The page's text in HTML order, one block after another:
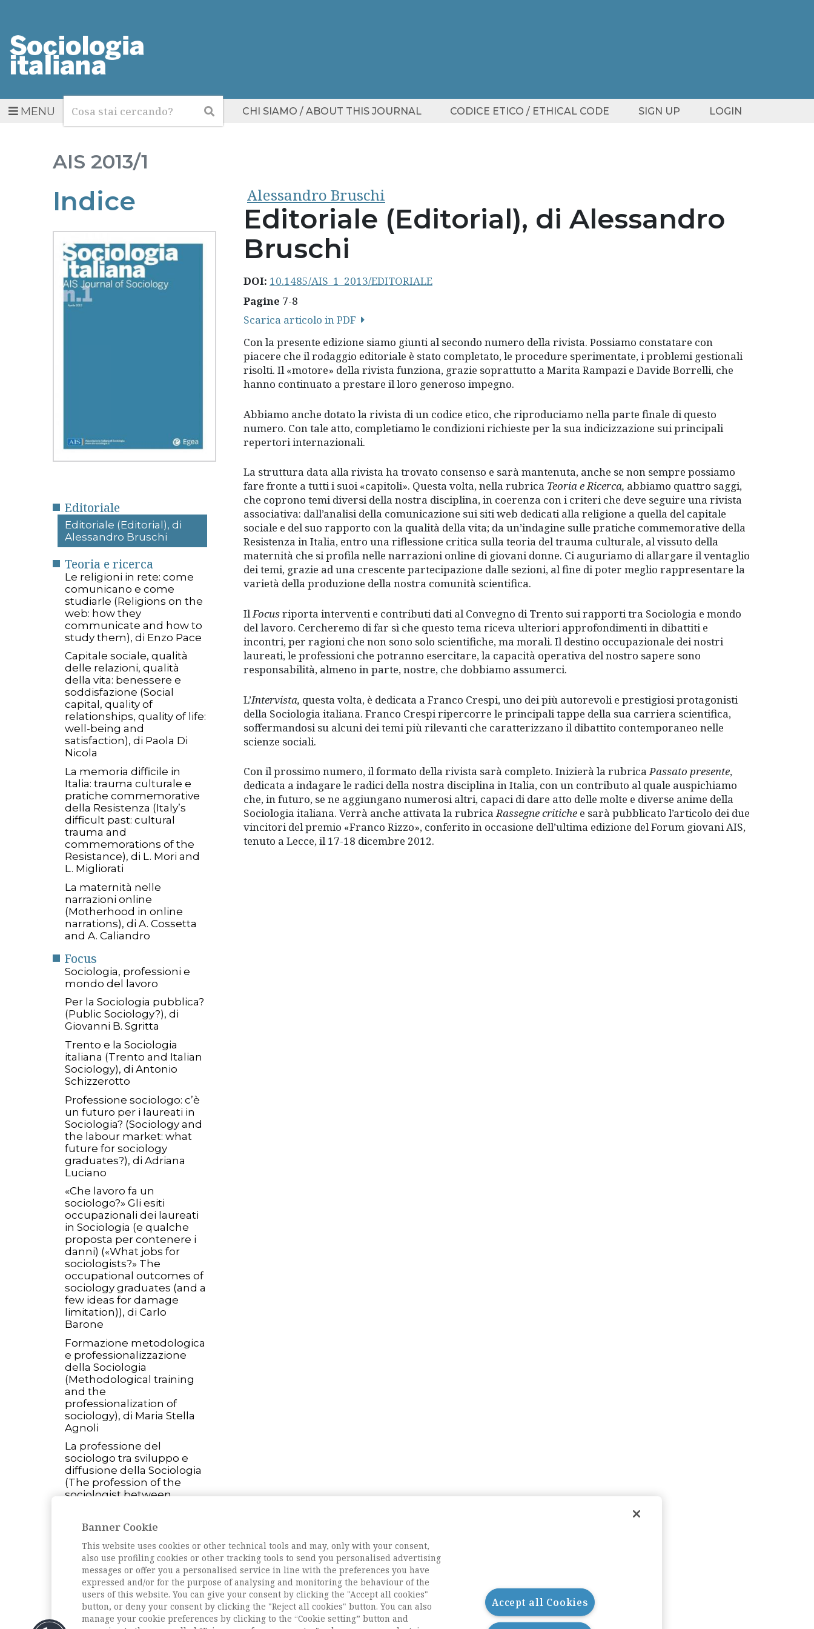
MENUCerca Cerca CHI SIAMO / ABOUT THIS JOURNAL CODICE ETICO / ETHICAL CODE SIGN UP LOGIN
AIS 2013/1
Indice
Editoriale
Editoriale (Editorial), di
Alessandro Bruschi
Teoria e ricerca
Le religioni in rete: come
comunicano e come
studiarle (Religions on the
web: how they
communicate and how to
study them), di Enzo Pace
Capitale sociale, qualità
delle relazioni, qualità
della vita: benessere e
soddisfazione (Social
capital, quality of
relationships, quality of life:
well-being and
satisfaction), di Paola Di
Nicola
La memoria difficile in
Italia: trauma culturale e
pratiche commemorative
della Resistenza (Italy’s
difficult past: cultural
trauma and
commemorations of the
Resistance), di L. Mori and
L. Migliorati
La maternità nelle
narrazioni online
(Motherhood in online
narrations), di A. Cossetta
and A. Caliandro
Focus
Sociologia, professioni e
mondo del lavoro
Per la Sociologia pubblica?
(Public Sociology?), di
Giovanni B. Sgritta
Trento e la Sociologia
italiana (Trento and Italian
Sociology), di Antonio
Schizzerotto
Professione sociologo: c’è
un futuro per i laureati in
Sociologia? (Sociology and
the labour market: what
future for sociology
graduates?), di Adriana
Luciano
«Che lavoro fa un
sociologo?» Gli esiti
occupazionali dei laureati
in Sociologia (e qualche
proposta per contenere i
danni) («What jobs for
sociologists?» The
occupational outcomes of
sociology graduates (and a
few ideas for damage
limitation)), di Carlo
Barone
Formazione metodologica
e professionalizzazione
della Sociologia
(Methodological training
and the
professionalization of
sociology), di Maria Stella
Agnoli
La professione del
sociologo tra sviluppo e
diffusione della Sociologia
(The profession of the
sociologist between
Remo Siza
L'intervista
Intervista a Franco Crespi
(Interview with Franco
Crespi), di Lello Savonardo
Archivio della rivista
Alessandro Bruschi
Editoriale (Editorial), di Alessandro
Bruschi
DOI: 10.1485/AIS_1_2013/EDITORIALE
Pagine 7-8
Scarica articolo in PDF
Con la presente edizione siamo giunti al secondo numero della rivista. Possiamo constatare con
piacere che il rodaggio editoriale è stato completato, le procedure sperimentate, i problemi gestionali
risolti. Il «motore» della rivista funziona, grazie soprattutto a Marita Rampazi e Davide Borrelli, che
hanno continuato a prestare il loro generoso impegno.
Abbiamo anche dotato la rivista di un codice etico, che riproduciamo nella parte finale di questo
numero. Con tale atto, completiamo le condizioni richieste per la sua indicizzazione sui principali
repertori internazionali.
La struttura data alla rivista ha trovato consenso e sarà mantenuta, anche se non sempre possiamo
fare fronte a tutti i suoi «capitoli». Questa volta, nella rubrica Teoria e Ricerca, abbiamo quattro saggi,
che coprono temi diversi della nostra disciplina, in coerenza con i criteri che deve seguire una rivista
associativa: dall’analisi della comunicazione sui siti web dedicati alla religione a quella del capitale
sociale e del suo rapporto con la qualità della vita; da un’indagine sulle pratiche commemorative della
Resistenza in Italia, entro una riflessione critica sulla teoria del trauma culturale, al vissuto della
maternità che si profila nelle narrazioni online di giovani donne. Ci auguriamo di allargare il ventaglio
dei temi, grazie ad una crescente partecipazione dalle sezioni, al fine di poter meglio rappresentare la
varietà della produzione della nostra comunità scientifica.
IlFocusriporta interventi e contributi dati al Convegno di Trento sui rapporti tra Sociologia e mondo
del lavoro. Cercheremo di far sì che questo tema riceva ulteriori approfondimenti in dibattiti e
incontri, per ragioni che non sono solo scientifiche, ma morali. Il destino occupazionale dei nostri
laureati, le professioni che potranno esercitare, la capacità operativa del nostro sapere sono
responsabilità, almeno in parte, nostre, che dobbiamo assumerci.
L’Intervista, questa volta, è dedicata a Franco Crespi, uno dei più autorevoli e prestigiosi protagonisti
della Sociologia italiana. Franco Crespi ripercorre le principali tappe della sua carriera scientifica,
soffermandosi su alcuni dei temi più rilevanti che caratterizzano il dibattito contemporaneo nelle
scienze sociali.
Con il prossimo numero, il formato della rivista sarà completo. Inizierà la rubricaPassato presente,
dedicata a indagare le radici della nostra disciplina in Italia, con un contributo al quale auspichiamo
che, in futuro, se ne aggiungano numerosi altri, capaci di dare atto delle molte e diverse anime della
Sociologia italiana. Verrà anche attivata la rubricaRassegnecritiche e sarà pubblicato l’articolo dei due
vincitori del premio «Franco Rizzo», conferito in occasione dell’ultima edizione del Forum giovani AIS,
tenuto a Lecce, il 17-18 dicembre 2012.
Banner Cookie
This website uses cookies or other technical tools and may, only with your consent,
also use profiling cookies or other tracking tools to send you personalised advertising
messages or offer you a personalised service in line with the preferences you have
expressed and/or for the purpose of analysing and monitoring the behaviour of the
users of this website. You can give your consent by clicking the "Accept all cookies"
button, or deny your consent by clicking the "Reject all cookies" button. You can also
manage your cookie preferences by clicking to the “Cookie setting” button and
Accept all Cookies